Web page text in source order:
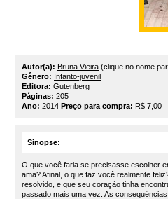
Autor(a): Bruna Vieira (clique no nome
Gênero: Infanto-juvenil
Editora: Gutenberg
Páginas: 205
Ano: 2014 Preço para compra: R$ 7,00
Sinopse:
O que você faria se precisasse escolher
ama? Afinal, o que faz você realmente
resolvido, e que seu coração tinha
passado mais uma vez. As